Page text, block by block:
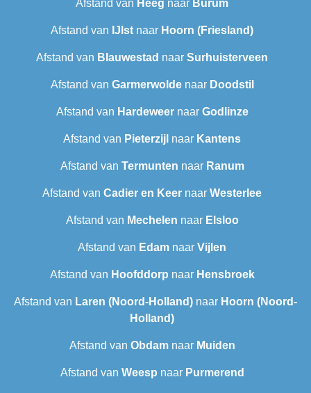
Afstand van Heeg naar Burum
Afstand van IJlst naar Hoorn (Friesland)
Afstand van Blauwestad naar Surhuisterveen
Afstand van Garmerwoldenaar Doodstil
Afstand van Hardeweernaar Godlinze
Afstand van Pieterzijl naar Kantens
Afstand van Termunten naar Ranum
Afstand van Cadier en Keer naar Westerlee
Afstand van Mechelen naar Elsloo
Afstand van Edam naar Vijlen
Afstand van Hoofddorp naar Hensbroek
Afstand van Laren (Noord-Holland) naar Hoorn (Noord-
Holland)
Afstand van Obdamnaar Muiden
Afstand van Weesp naar Purmerend